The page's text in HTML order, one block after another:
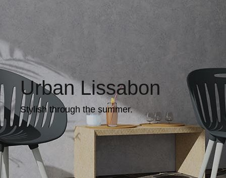
Urban Lissabon
Stylish through the summer.